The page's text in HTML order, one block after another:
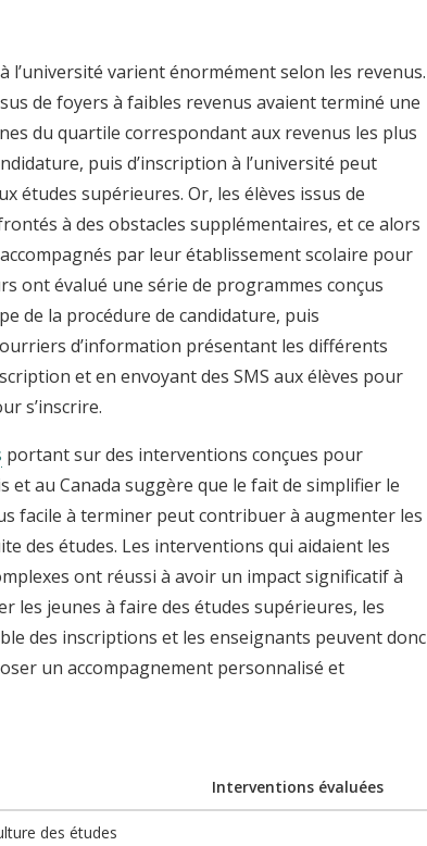
l’université varient énormément selon les revenus.
de foyers à faibles revenus avaient terminé une
du quartile correspondant aux revenus les plus
puis d’inscription à l’université peut
études supérieures. Or, les élèves issus de
à des obstacles supplémentaires, et ce alors
par leur établissement scolaire pour
ont évalué une série de programmes conçus
de la procédure de candidature, puis
d’information présentant les différents
et en envoyant des SMS aux élèves pour
s’inscrire.
portant sur des interventions conçues pour
et au Canada suggère que le fait de simplifier le
facile à terminer peut contribuer à augmenter les
des études. Les interventions qui aidaient les
ont réussi à avoir un impact significatif à
les jeunes à faire des études supérieures, les
des inscriptions et les enseignants peuvent donc
un accompagnement personnalisé et
Interventions évaluées
des études